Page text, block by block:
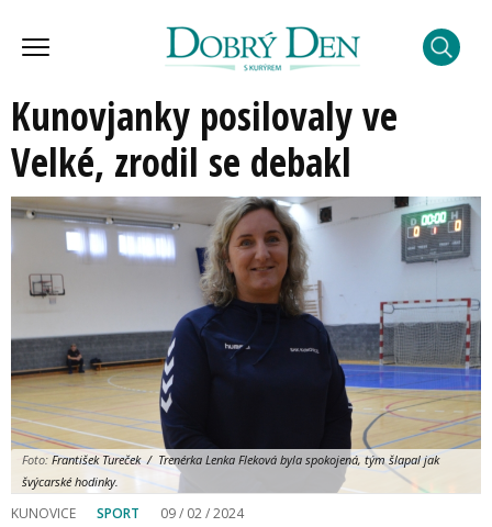
Kunovjanky posilovaly ve
Velké, zrodil se debakl
Foto: František Tureček / Trenérka Lenka Fleková byla spokojená, tým šlapal jak
švýcarské hodinky.
KUNOVICE SPORT 09 / 02 / 2024